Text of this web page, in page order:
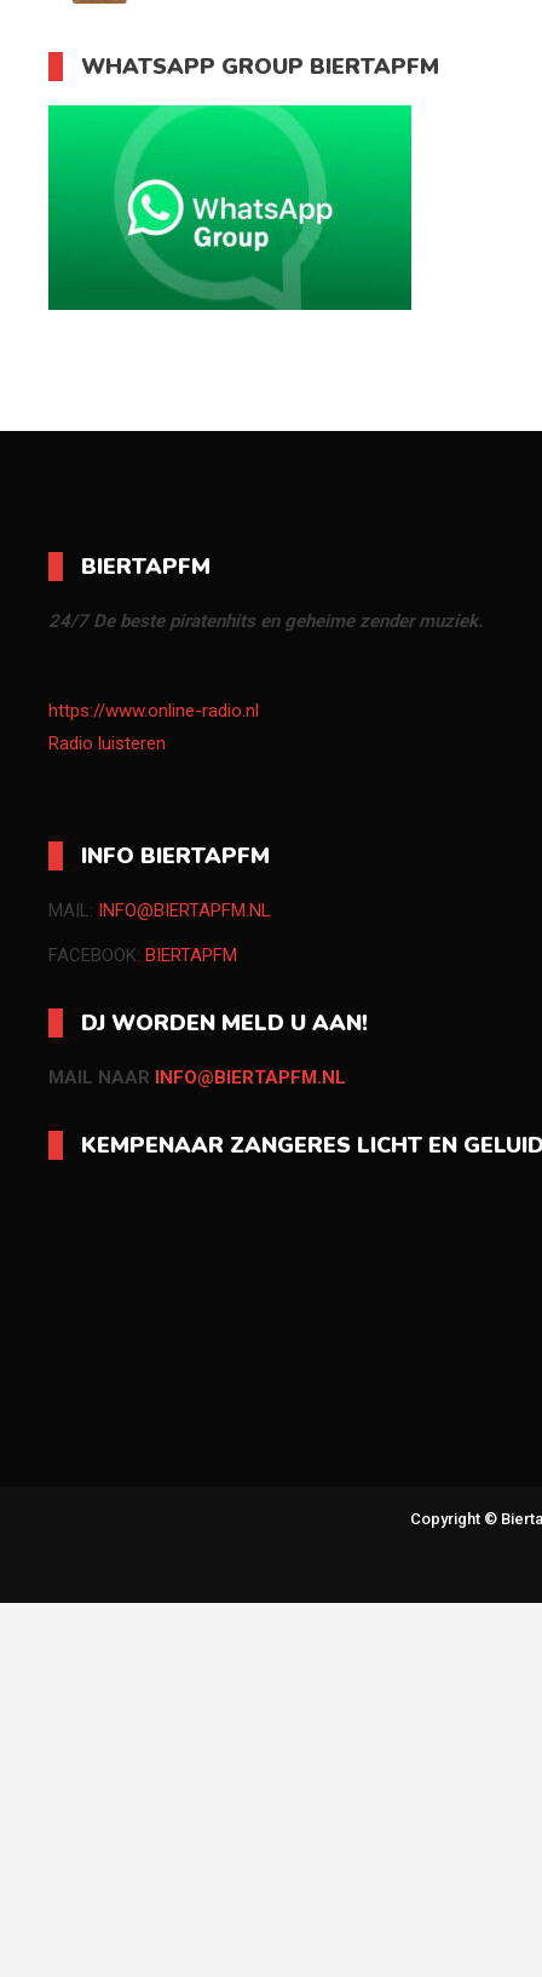
WHATSAPP GROUP BIERTAPFM
BIERTAPFM
24/7 De beste piratenhits en geheime zender muziek.
https://www.online-radio.nl
Radio luisteren
INFO BIERTAPFM
MAIL: INFO@BIERTAPFM.NL
FACEBOOK: BIERTAPFM
DJ WORDEN MELD U AAN!
MAIL NAAR INFO@BIERTAPFM.NL
KEMPENAAR ZANGERES LICHT EN
Copyright ©